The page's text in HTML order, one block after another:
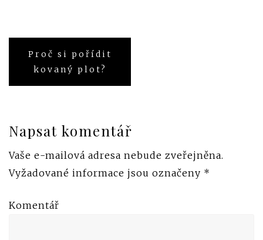
Navigace
pro
Proč si pořídit
kovaný plot?
Napsat komentář
Vaše e-mailová adresa nebude zveřejněna.
Vyžadované informace jsou označeny *
Komentář